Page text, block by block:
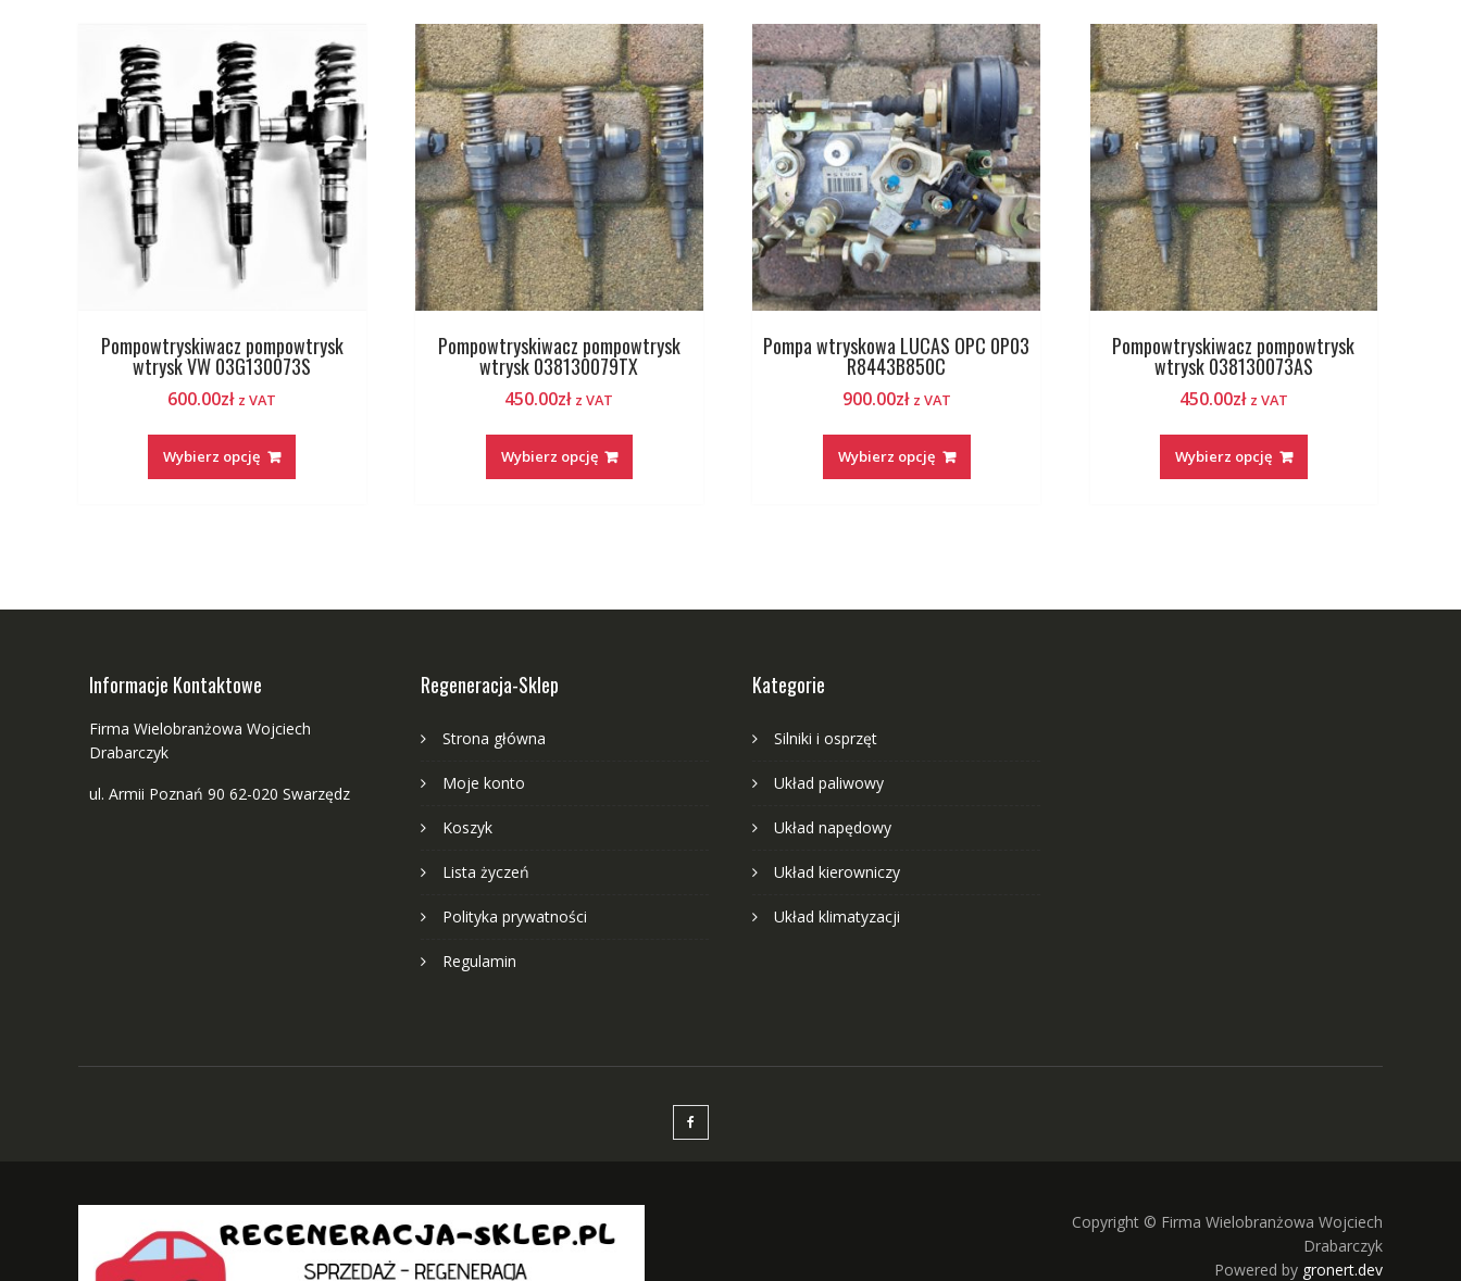
Pompowtryskiwacz pompowtrysk
wtrysk VW 03G130073S
600.00zł z VAT
Wybierz opcję
Pompowtryskiwacz pompowtrysk
wtrysk 038130079TX
450.00zł z VAT
Wybierz opcję
Pompa wtryskowa LUCAS OPC 0P03
R8443B850C
900.00zł z VAT
Wybierz opcję
Pompowtryskiwacz pompowtrysk
wtrysk 038130073AS
450.00zł z VAT
Wybierz opcję
Informacje Kontaktowe
Firma Wielobranżowa Wojciech
Drabarczyk
ul. Armii Poznań 90 62-020 Swarzędz
Regeneracja-Sklep
Strona główna
Moje konto
Koszyk
Lista życzeń
Polityka prywatności
Regulamin
Kategorie
Silniki i osprzęt
Układ paliwowy
Układ napędowy
Układ kierowniczy
Układ klimatyzacji
Copyright © Firma Wielobranżowa Wojciech
Drabarczyk
Powered by gronert.dev